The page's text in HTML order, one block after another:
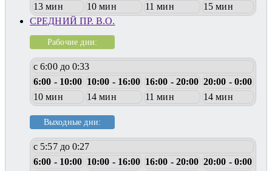
13 мин
10 мин 11 мин
15 мин
СРЕДНИЙ ПР. В.О.
Рабочие дни:
с 6:00 до 0:33
6:00 - 10:00 10:00 - 16:00 16:00 - 20:00 20:00 - 0:00
10 мин
14 мин 11 мин 14 мин
Выходные дни:
с 5:57 до 0:27
6:00 - 10:00 10:00 - 16:00 16:00 - 20:00 20:00 - 0:00